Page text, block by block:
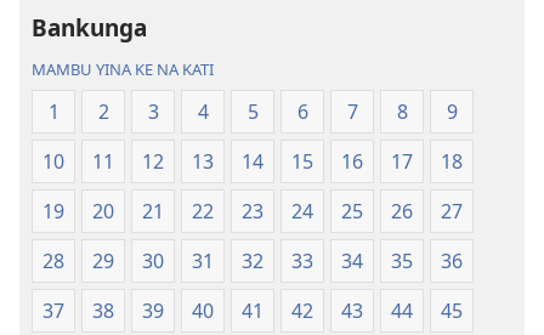
Mbalula
Nsi-
Ntoto
Mpa
(Kubasika
ya
2015)
Mbalula
Nsi-
Ntoto
Mpa
(Kubasika
ya
2015)
Bankunga
MAMBU YINA KE NA KATI
1 2 3 4 5 6 7 8
9
10
11 12 13 14 15 16 17
18
19
20 21 22 23 24 25 26
27
28
29 30 31 32 33 34 35
36
37
38 39 40 41 42 43 44
45